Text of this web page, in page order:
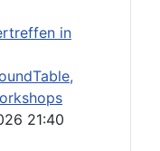
in
21:40